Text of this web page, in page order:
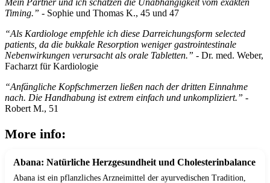
Timing.” - Sophie und Thomas K., 45 und 47
“Als Kardiologe empfehle ich diese Darreichungsform selected
patients, da die bukkale Resorption weniger gastrointestinale
Nebenwirkungen verursacht als orale Tabletten.” - Dr. med. Weber,
Facharzt für Kardiologie
“Anfängliche Kopfschmerzen ließen nach der dritten Einnahme
nach. Die Handhabung ist extrem einfach und unkompliziert.” -
Robert M., 51
More info:
Abana: Natürliche Herzgesundheit und Cholesterinbalance
Abana ist ein pflanzliches Arzneimittel der ayurvedischen Tradition,